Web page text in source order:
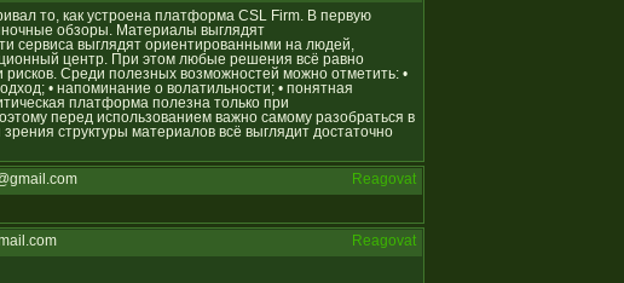
то, как устроена платформа CSL Firm. В первую
обзоры. Материалы выглядят
сервиса выглядят ориентированными на людей,
центр. При этом любые решения всё равно
рисков. Среди полезных возможностей можно отметить: •
• напоминание о волатильности; • понятная
платформа полезна только при
перед использованием важно самому разобраться в
структуры материалов всё выглядит достаточно
Reagovat
Reagovat